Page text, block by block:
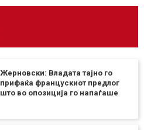
Жерновски: Владата тајно го
прифаќа францускиот предлог
што во опозиција го напаѓаше